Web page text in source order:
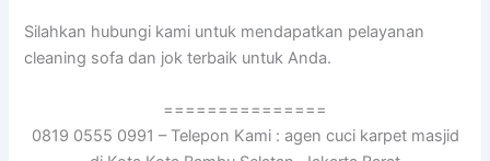
Silahkan hubungi kаmі untuk mendapatkan pelayanan
cleaning sofa dаn jok terbaik untuk Anda.
===============
0819 0555 0991 – Telepon Kami : agen cuci karpet masjid